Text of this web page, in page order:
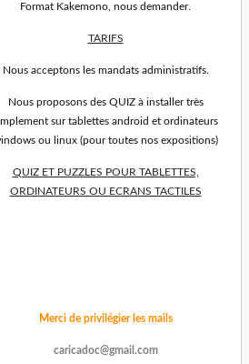
Format Kakemono, nous demander.
TARIFS
Nous acceptons les mandats administratifs.
Nous proposons des QUIZ à installer très
sur tablettes android et ordinateurs
ou linux (pour toutes nos expositions)
QUIZ ET PUZZLES POUR TABLETTES,
ORDINATEURS OU ECRANS TACTILES
Merci de privilégier les mails
caricadoc@gmail.com